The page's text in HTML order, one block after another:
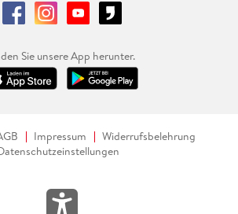
Sie unsere App herunter.
Impressum
Widerrufsbelehrung